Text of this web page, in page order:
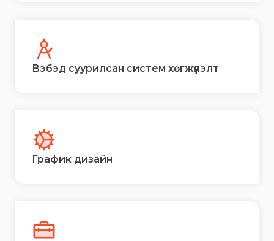
Вэбэд суурилсан систем хөгжүүлэлт
График дизайн